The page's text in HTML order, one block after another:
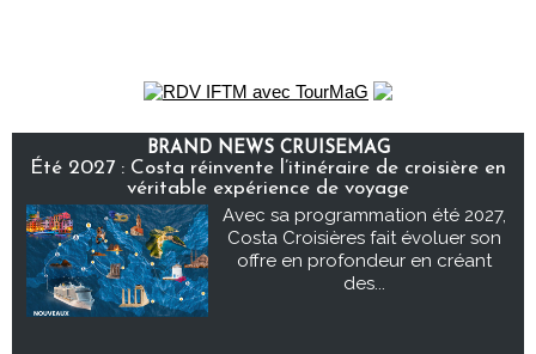
BRAND NEWS CRUISEMAG
Été 2027 : Costa réinvente l’itinéraire de croisière en
véritable expérience de voyage
Avec sa programmation été 2027,
Costa Croisières fait évoluer son
offre en profondeur en créant
des...